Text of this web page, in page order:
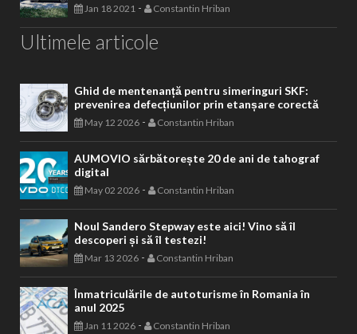
Jan 18 2021 - Constantin Hriban
Ultimele articole
Ghid de mentenanță pentru simeringuri SKF:
prevenirea defecțiunilor prin etanșare corectă
May 12 2026 - Constantin Hriban
AUMOVIO sărbătorește 20 de ani de tahograf
digital
May 02 2026 - Constantin Hriban
Noul Sandero Stepway este aici! Vino să îl
descoperi și să îl testezi!
Mar 13 2026 - Constantin Hriban
Înmatriculările de autoturisme în Romania în
anul 2025
Jan 11 2026 - Constantin Hriban